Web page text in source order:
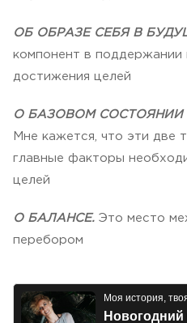
ОБ ОБРАЗЕ СЕБЯ В
компонент в поддержании
достижения целей
О БАЗОВОМ
Мне кажется, что эти две
главные факторы
целей
О БАЛАНСЕ. Это место
перебором